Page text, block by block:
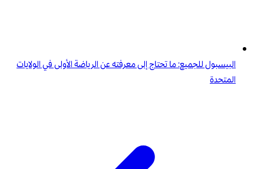
البيسبول للجميع: ما تحتاج إلى معرفته عن الرياضة الأولى في الولايات
المتحدة